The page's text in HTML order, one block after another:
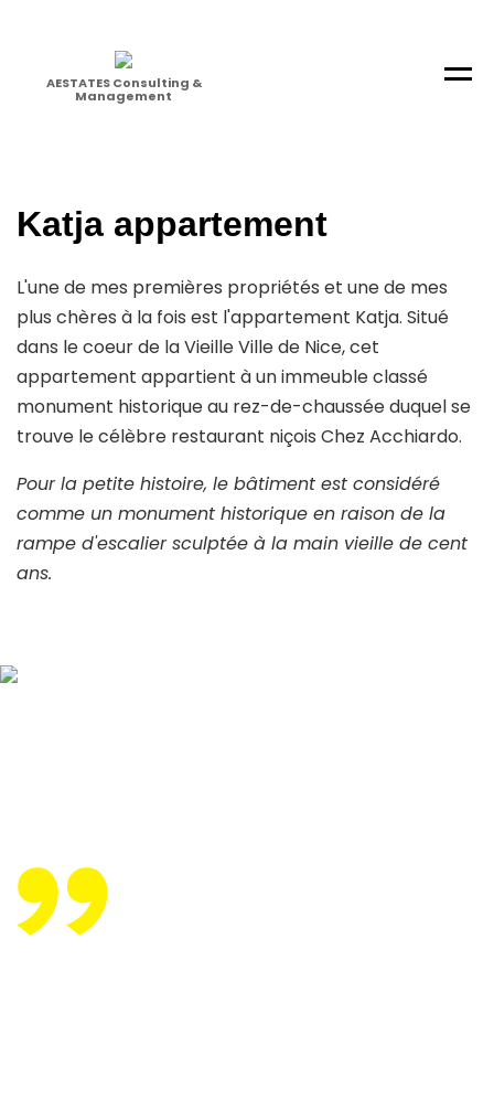
AESTATES Consulting &
Management
Menu
Katja appartement
L'une de mes premières propriétés et une de mes
plus chères à la fois est l'appartement Katja. Situé
dans le coeur de la Vieille Ville de Nice, cet
appartement appartient à un immeuble classé
monument historique au rez-de-chaussée duquel se
trouve le célèbre restaurant niçois Chez Acchiardo.
Pour la petite histoire, le bâtiment est considéré
comme un monument historique en raison de la
rampe d'escalier sculptée à la main vieille de cent
ans.